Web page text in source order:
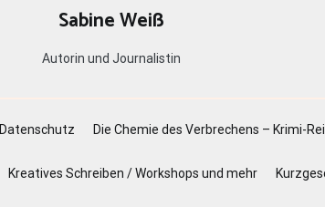
Sabine Weiß
Autorin und Journalistin
Datenschutz Die Chemie des Verbrechens – Krimi-
Kreatives Schreiben / Workshops und mehr